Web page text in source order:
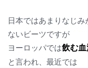
日本ではあまりなじみ
ないビーツですが
ヨーロッパでは飲む
と言われ、最近では